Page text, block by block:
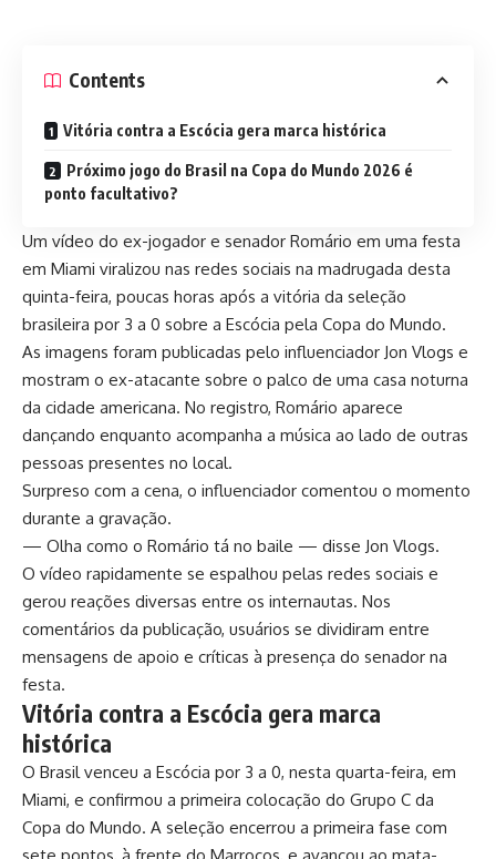
Contents
Vitória contra a Escócia gera marca histórica
Próximo jogo do Brasil na Copa do Mundo 2026 é
ponto facultativo?
Um vídeo do ex-jogador e senador Romário em uma festa
em Miami viralizou nas redes sociais na madrugada desta
quinta-feira, poucas horas após a vitória da seleção
brasileira por 3 a 0 sobre a Escócia pela Copa do Mundo.
As imagens foram publicadas pelo influenciador Jon Vlogs e
mostram o ex-atacante sobre o palco de uma casa noturna
da cidade americana. No registro, Romário aparece
dançando enquanto acompanha a música ao lado de outras
pessoas presentes no local.
Surpreso com a cena, o influenciador comentou o momento
durante a gravação.
— Olha como o Romário tá no baile — disse Jon Vlogs.
O vídeo rapidamente se espalhou pelas redes sociais e
gerou reações diversas entre os internautas. Nos
comentários da publicação, usuários se dividiram entre
mensagens de apoio e críticas à presença do senador na
festa.
Vitória contra a Escócia gera marca
histórica
O Brasil venceu a Escócia por 3 a 0, nesta quarta-feira, em
Miami, e confirmou a primeira colocação do Grupo C da
Copa do Mundo. A seleção encerrou a primeira fase com
sete pontos, à frente do Marrocos, e avançou ao mata-